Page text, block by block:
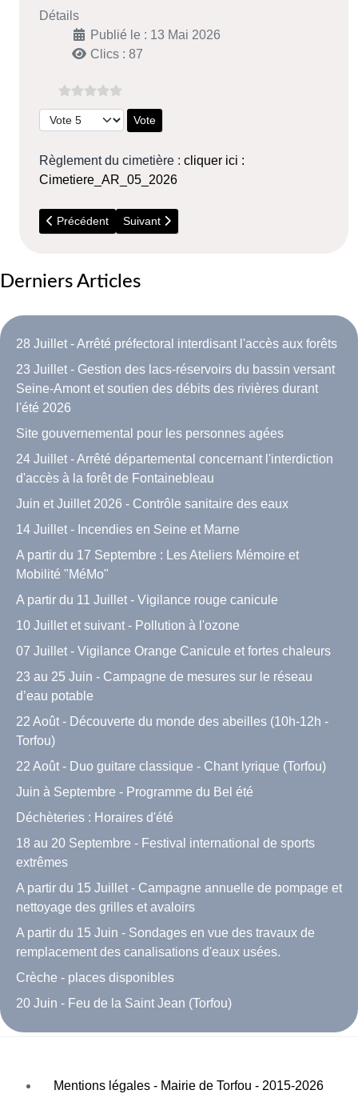
Détails
Publié le : 13 Mai 2026
Clics : 87
Veuillez voter
Règlement du cimetière : cliquer ici :
Cimetiere_AR_05_2026
Article précédent : 24 Juillet - Arrêté départemental
Précédent Article suivant : Arrêté 26/2025 du 17
Suivant
Derniers Articles
28 Juillet - Arrêté préfectoral interdisant l'accès aux forêts
23 Juillet - Gestion des lacs-réservoirs du bassin versant
Seine-Amont et soutien des débits des rivières durant
l'été 2026
Site gouvernemental pour les personnes agées
24 Juillet - Arrêté départemental concernant l'interdiction
d'accès à la forêt de Fontainebleau
Juin et Juillet 2026 - Contrôle sanitaire des eaux
14 Juillet - Incendies en Seine et Marne
A partir du 17 Septembre : Les Ateliers Mémoire et
Mobilité "MéMo"
A partir du 11 Juillet - Vigilance rouge canicule
10 Juillet et suivant - Pollution à l'ozone
07 Juillet - Vigilance Orange Canicule et fortes chaleurs
23 au 25 Juin - Campagne de mesures sur le réseau
d’eau potable
22 Août - Découverte du monde des abeilles (10h-12h -
Torfou)
22 Août - Duo guitare classique - Chant lyrique (Torfou)
Juin à Septembre - Programme du Bel été
Déchèteries : Horaires d'été
18 au 20 Septembre - Festival international de sports
extrêmes
A partir du 15 Juillet - Campagne annuelle de pompage et
nettoyage des grilles et avaloirs
A partir du 15 Juin - Sondages en vue des travaux de
remplacement des canalisations d'eaux usées.
Crèche - places disponibles
20 Juin - Feu de la Saint Jean (Torfou)
Mentions légales - Mairie de Torfou - 2015-2026